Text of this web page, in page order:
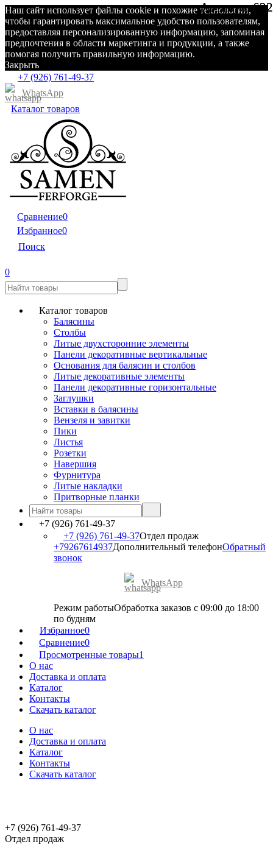
Наш сайт использует файлы cookie и похожие технологии,
чтобы гарантировать максимальное удобство пользователям,
предоставляя персонализированную информацию, запоминая
предпочтения в области маркетинга и продукции, а также
помогая получить правильную информацию.
Закрыть
+7 (926) 761-49-37
WhatsApp
Каталог товаров
Сравнение0
Избранное0
Поиск
0
Каталог товаров
Балясины
Столбы
Литые двухсторонние элементы
Панели декоративные вертикальные
Основания для балясин и столбов
Литые декоративные элементы
Панели декоративные горизонтальные
Заглушки
Вставки в балясины
Вензеля и завитки
Пики
Листья
Розетки
Навершия
Фурнитура
Литые накладки
Притворные планки
+7 (926) 761-49-37
+7 (926) 761-49-37Отдел продаж
+79267614937Дополнительный телефонОбратный
звонок
WhatsApp
Режим работыОбработка заказов с 09:00 до 18:00
по будням
Избранное0
Сравнение0
Просмотренные товары1
О нас
Доставка и оплата
Каталог
Контакты
Скачать каталог
О нас
Доставка и оплата
Каталог
Контакты
Скачать каталог
+7 (926) 761-49-37
Отдел продаж
Артикул:622
Артикул:622